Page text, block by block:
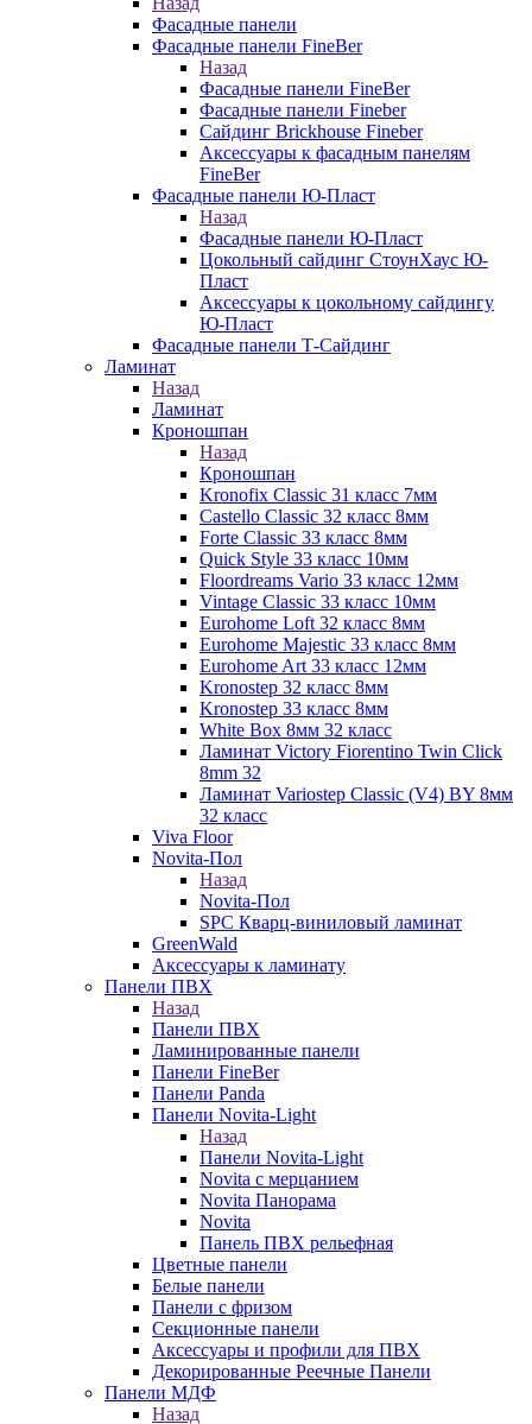
Фасадные панели
Фасадные панели FineBer
Назад
Фасадные панели FineBer
Фасадные панели Fineber
Сайдинг Brickhouse Fineber
Аксессуары к фасадным панелям
FineBer
Фасадные панели Ю-Пласт
Назад
Фасадные панели Ю-Пласт
Цокольный сайдинг СтоунХаус Ю-
Пласт
Аксессуары к цокольному сайдингу
Ю-Пласт
Фасадные панели Т-Сайдинг
Ламинат
Назад
Ламинат
Кроношпан
Назад
Кроношпан
Kronofix Classic 31 класс 7мм
Castello Classic 32 класс 8мм
Forte Classic 33 класс 8мм
Quick Style 33 класс 10мм
Floordreams Vario 33 класс 12мм
Vintage Classic 33 класс 10мм
Eurohome Loft 32 класс 8мм
Eurohome Majestic 33 класс 8мм
Eurohome Art 33 класс 12мм
Kronostep 32 класс 8мм
Kronostep 33 класс 8мм
White Box 8мм 32 класс
Ламинат Victory Fiorentino Twin Click
8mm 32
Ламинат Variostep Classic (V4) BY 8мм
32 класс
Viva Floor
Novita-Пол
Назад
Novita-Пол
SPC Кварц-виниловый ламинат
GreenWald
Аксессуары к ламинату
Панели ПВХ
Назад
Панели ПВХ
Ламинированные панели
Панели FineBer
Панели Panda
Панели Novita-Light
Назад
Панели Novita-Light
Novita с мерцанием
Novita Панорама
Novita
Панель ПВХ рельефная
Цветные панели
Белые панели
Панели с фризом
Секционные панели
Аксессуары и профили для ПВХ
Декорированные Реечные Панели
Панели МДФ
Назад